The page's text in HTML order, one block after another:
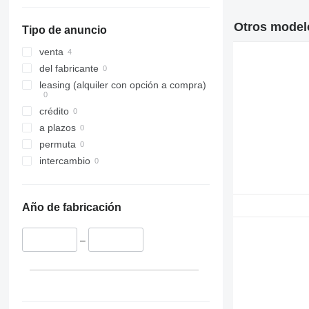
336
340
345
349
374
390
420
432
740
Tipo de anuncio
venta
del fabricante
leasing (alquiler con opción a compra)
crédito
a plazos
permuta
intercambio
Año de fabricación
–
Otros